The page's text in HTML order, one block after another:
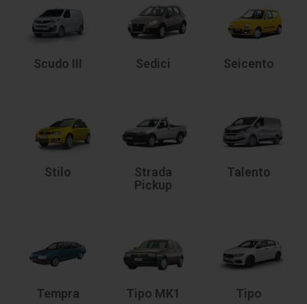
Scudo III Sedici Seicento
Stilo
Strada
Pickup
Talento
Tempra Tipo MK1 Tipo